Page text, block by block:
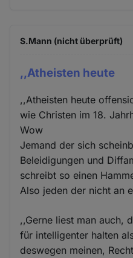
S.Mann (nicht überprüft)
,,Atheisten heute
,,Atheisten heute
wie Christen im 18.
Wow
Jemand der sich
Beleidigungen und
schreibt so einen
Also jeden der nicht an
,,Gerne liest man auch,
für intelligenter halten
deswegen meinen,